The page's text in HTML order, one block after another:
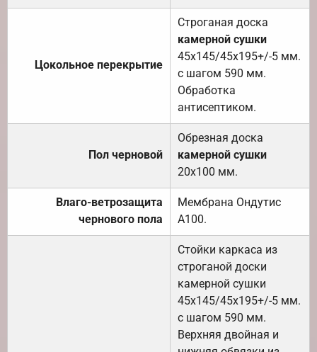
Цокольное перекрытие
Строганая доска
камерной сушки
45х145/45х195+/-5 мм.
с шагом 590 мм.
Обработка
антисептиком.
Пол черновой
Обрезная доска
камерной сушки
20х100 мм.
Влаго-ветрозащита
чернового пола
Мембрана Ондутис
А100.
Стойки каркаса из
строганой доски
камерной сушки
45х145/45х195+/-5 мм.
с шагом 590 мм.
Верхняя двойная и